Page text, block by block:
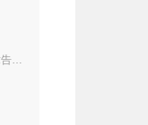
深圳品牌设计公司报价大揭秘，一篇文章告诉你真相！